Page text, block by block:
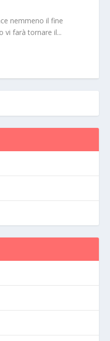
nemmeno il fine
vi farà tornare il...